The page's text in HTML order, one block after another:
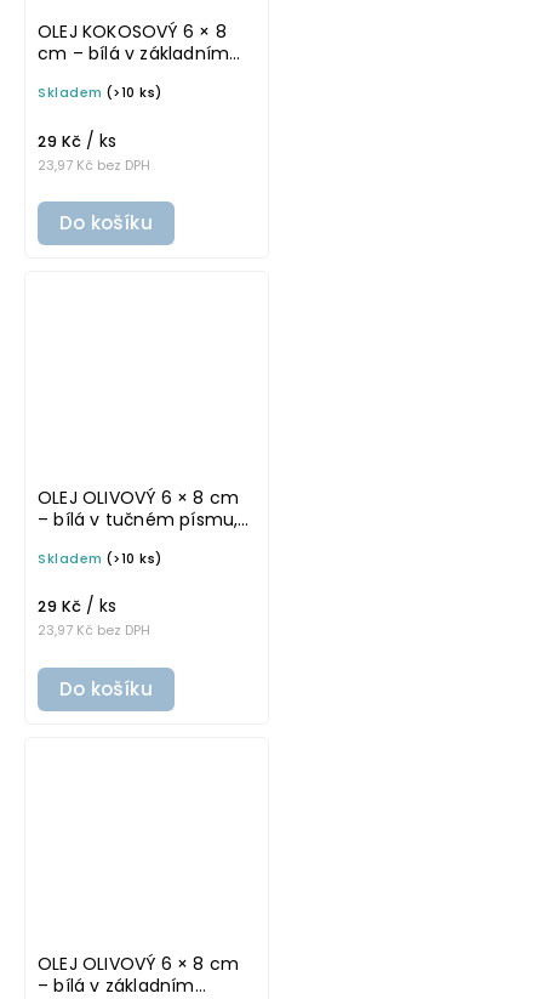
OLEJ KOKOSOVÝ 6 × 8
cm – bílá v základním
samolepka na
Skladem (>10 ks)
23,97 Kč bez DPH
29 Kč / ks
Do košíku
OLEJ OLIVOVÝ 6 × 8 cm
– bílá v tučném písmu,
na potravinové láhve
Skladem (>10 ks)
23,97 Kč bez DPH
29 Kč / ks
Do košíku
OLEJ OLIVOVÝ 6 × 8 cm
– bílá v základním